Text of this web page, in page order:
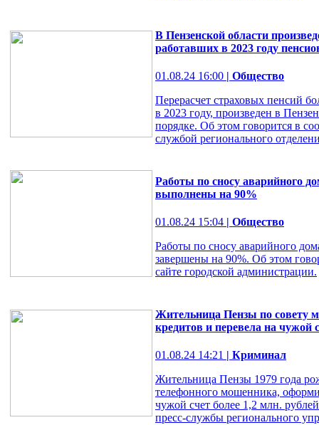
В Пензенской области
работавших в 2023 году
01.08.24 16:00 | Общество
Перерасчет страховых пенсий
в 2023 году, произведен в
порядке. Об этом говорится в
службой регионального
Работы по сносу аварийного
выполнены на 90%
01.08.24 15:04 | Общество
Работы по сносу аварийного
завершены на 90%. Об этом
сайте городской администрации.
Жительница Пензы по совету
кредитов и перевела на чужой
01.08.24 14:21 | Криминал
Жительница Пензы 1979 года
телефонного мошенника,
чужой счет более 1,2 млн.
пресс-службы регионального